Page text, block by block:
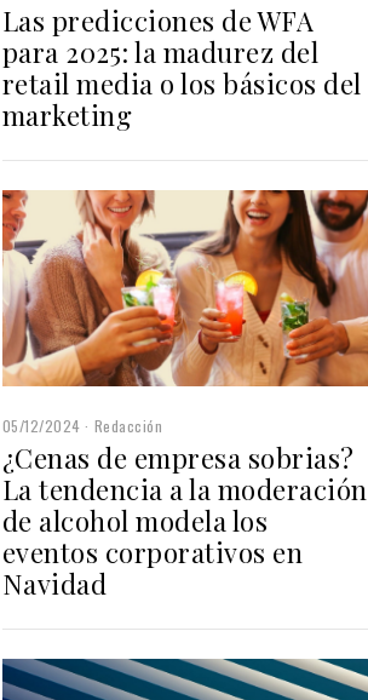
Las predicciones de WFA
para 2025: la madurez del
retail media o los básicos del
marketing
05/12/2024 Redacción
¿Cenas de empresa sobrias?
La tendencia a la moderación
de alcohol modela los
eventos corporativos en
Navidad